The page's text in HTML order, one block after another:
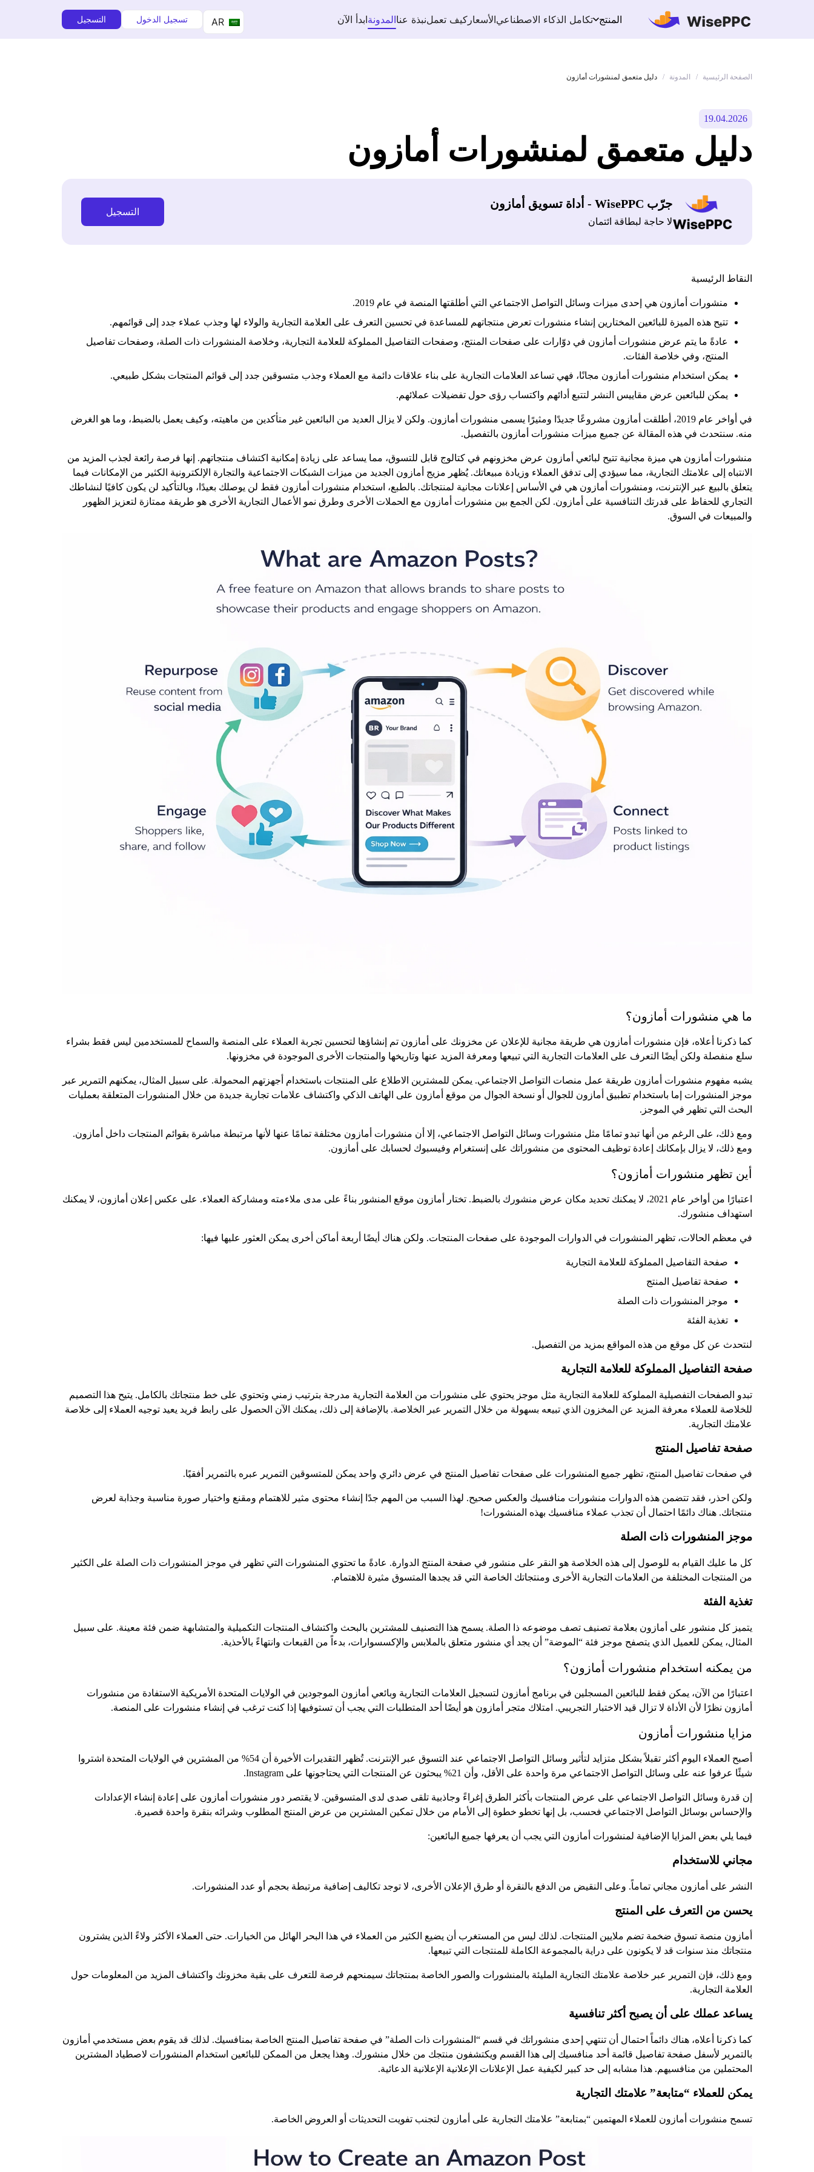
المنتج تكامل الذكاء الاصطناعيالأسعار كيف تعملنبذة عناالمدونةابدأ الآن تسجيل الدخول التسجيل
الصفحة الرئيسية / المدونة / دليل متعمق لمنشورات أمازون
19.04.2026
دليل متعمق لمنشورات أمازون
جرّب WisePPC - أداة تسويق أمازون
لا حاجة لبطاقة ائتمان
التسجيل
النقاط الرئيسية
منشورات أمازون هي إحدى ميزات وسائل التواصل الاجتماعي التي أطلقتها المنصة في عام 2019.
تتيح هذه الميزة للبائعين المختارين إنشاء منشورات تعرض منتجاتهم للمساعدة في تحسين التعرف على العلامة التجارية والولاء لها وجذب عملاء جدد إلى قوائمهم.
عادةً ما يتم عرض منشورات أمازون في دوّارات على صفحات المنتج، وصفحات التفاصيل المملوكة للعلامة التجارية، وخلاصة المنشورات ذات الصلة، وصفحات تفاصيل
المنتج، وفي خلاصة الفئات.
يمكن استخدام منشورات أمازون مجانًا، فهي تساعد العلامات التجارية على بناء علاقات دائمة مع العملاء وجذب متسوقين جدد إلى قوائم المنتجات بشكل طبيعي.
يمكن للبائعين عرض مقاييس النشر لتتبع أدائهم واكتساب رؤى حول تفضيلات عملائهم.
في أواخر عام 2019، أطلقت أمازون مشروعًا جديدًا ومثيرًا يسمى منشورات أمازون. ولكن لا يزال العديد من البائعين غير متأكدين من ماهيته، وكيف يعمل بالضبط، وما هو الغرض
منه. سنتحدث في هذه المقالة عن جميع ميزات منشورات أمازون بالتفصيل.
منشورات أمازون هي ميزة مجانية تتيح لبائعي أمازون عرض مخزونهم في كتالوج قابل للتسوق، مما يساعد على زيادة إمكانية اكتشاف منتجاتهم. إنها فرصة رائعة لجذب المزيد من
الانتباه إلى علامتك التجارية، مما سيؤدي إلى تدفق العملاء وزيادة مبيعاتك. يُظهر مزيج أمازون الجديد من ميزات الشبكات الاجتماعية والتجارة الإلكترونية الكثير من الإمكانات فيما
يتعلق بالبيع عبر الإنترنت، ومنشورات أمازون هي في الأساس إعلانات مجانية لمنتجاتك. بالطبع، استخدام منشورات أمازون فقط لن يوصلك بعيدًا، وبالتأكيد لن يكون كافيًا لنشاطك
التجاري للحفاظ على قدرتك التنافسية على أمازون. لكن الجمع بين منشورات أمازون مع الحملات الأخرى وطرق نمو الأعمال التجارية الأخرى هو طريقة ممتازة لتعزيز الظهور
والمبيعات في السوق.
ما هي منشورات أمازون؟
كما ذكرنا أعلاه، فإن منشورات أمازون هي طريقة مجانية للإعلان عن مخزونك على أمازون تم إنشاؤها لتحسين تجربة العملاء على المنصة والسماح للمستخدمين ليس فقط بشراء
سلع منفصلة ولكن أيضًا التعرف على العلامات التجارية التي تبيعها ومعرفة المزيد عنها وتاريخها والمنتجات الأخرى الموجودة في مخزونها.
يشبه مفهوم منشورات أمازون طريقة عمل منصات التواصل الاجتماعي. يمكن للمشترين الاطلاع على المنتجات باستخدام أجهزتهم المحمولة. على سبيل المثال، يمكنهم التمرير عبر
موجز المنشورات إما باستخدام تطبيق أمازون للجوال أو نسخة الجوال من موقع أمازون على الهاتف الذكي واكتشاف علامات تجارية جديدة من خلال المنشورات المتعلقة بعمليات
البحث التي تظهر في الموجز.
ومع ذلك، على الرغم من أنها تبدو تمامًا مثل منشورات وسائل التواصل الاجتماعي، إلا أن منشورات أمازون مختلفة تمامًا عنها لأنها مرتبطة مباشرة بقوائم المنتجات داخل أمازون.
ومع ذلك، لا يزال بإمكانك إعادة توظيف المحتوى من منشوراتك على إنستغرام وفيسبوك لحسابك على أمازون.
أين تظهر منشورات أمازون؟
اعتبارًا من أواخر عام 2021، لا يمكنك تحديد مكان عرض منشورك بالضبط. تختار أمازون موقع المنشور بناءً على مدى ملاءمته ومشاركة العملاء. على عكس إعلان أمازون، لا يمكنك
استهداف منشورك.
في معظم الحالات، تظهر المنشورات في الدوارات الموجودة على صفحات المنتجات. ولكن هناك أيضًا أربعة أماكن أخرى يمكن العثور عليها فيها:
صفحة التفاصيل المملوكة للعلامة التجارية
صفحة تفاصيل المنتج
موجز المنشورات ذات الصلة
تغذية الفئة
لنتحدث عن كل موقع من هذه المواقع بمزيد من التفصيل.
صفحة التفاصيل المملوكة للعلامة التجارية
تبدو الصفحات التفصيلية المملوكة للعلامة التجارية مثل موجز يحتوي على منشورات من العلامة التجارية مدرجة بترتيب زمني وتحتوي على خط منتجاتك بالكامل. يتيح هذا التصميم
للخلاصة للعملاء معرفة المزيد عن المخزون الذي تبيعه بسهولة من خلال التمرير عبر الخلاصة. بالإضافة إلى ذلك، يمكنك الآن الحصول على رابط فريد يعيد توجيه العملاء إلى خلاصة
علامتك التجارية.
صفحة تفاصيل المنتج
في صفحات تفاصيل المنتج، تظهر جميع المنشورات على صفحات تفاصيل المنتج في عرض دائري واحد يمكن للمتسوقين التمرير عبره بالتمرير أفقيًا.
ولكن احذر، فقد تتضمن هذه الدوارات منشورات منافسيك والعكس صحيح. لهذا السبب من المهم جدًا إنشاء محتوى مثير للاهتمام ومقنع واختيار صورة مناسبة وجذابة لعرض
منتجاتك. هناك دائمًا احتمال أن تجذب عملاء منافسيك بهذه المنشورات!
موجز المنشورات ذات الصلة
كل ما عليك القيام به للوصول إلى هذه الخلاصة هو النقر على منشور في صفحة المنتج الدوارة. عادةً ما تحتوي المنشورات التي تظهر في موجز المنشورات ذات الصلة على الكثير
من المنتجات المختلفة من العلامات التجارية الأخرى ومنتجاتك الخاصة التي قد يجدها المتسوق مثيرة للاهتمام.
تغذية الفئة
يتميز كل منشور على أمازون بعلامة تصنيف تصف موضوعه ذا الصلة. يسمح هذا التصنيف للمشترين بالبحث واكتشاف المنتجات التكميلية والمتشابهة ضمن فئة معينة. على سبيل
المثال، يمكن للعميل الذي يتصفح موجز فئة “الموضة” أن يجد أي منشور متعلق بالملابس والإكسسوارات، بدءاً من القبعات وانتهاءً بالأحذية.
من يمكنه استخدام منشورات أمازون؟
اعتبارًا من الآن، يمكن فقط للبائعين المسجلين في برنامج أمازون لتسجيل العلامات التجارية وبائعي أمازون الموجودين في الولايات المتحدة الأمريكية الاستفادة من منشورات
أمازون نظرًا لأن الأداة لا تزال قيد الاختبار التجريبي. امتلاك متجر أمازون هو أيضًا أحد المتطلبات التي يجب أن تستوفيها إذا كنت ترغب في إنشاء منشورات على المنصة.
مزايا منشورات أمازون
أصبح العملاء اليوم أكثر تقبلاً بشكل متزايد لتأثير وسائل التواصل الاجتماعي عند التسوق عبر الإنترنت. تُظهر التقديرات الأخيرة أن 54% من المشترين في الولايات المتحدة اشتروا
شيئًا عرفوا عنه على وسائل التواصل الاجتماعي مرة واحدة على الأقل، وأن 21% يبحثون عن المنتجات التي يحتاجونها على Instagram.
إن قدرة وسائل التواصل الاجتماعي على عرض المنتجات بأكثر الطرق إغراءً وجاذبية تلقى صدى لدى المتسوقين. لا يقتصر دور منشورات أمازون على إعادة إنشاء الإعدادات
والإحساس بوسائل التواصل الاجتماعي فحسب، بل إنها تخطو خطوة إلى الأمام من خلال تمكين المشترين من عرض المنتج المطلوب وشرائه بنقرة واحدة قصيرة.
فيما يلي بعض المزايا الإضافية لمنشورات أمازون التي يجب أن يعرفها جميع البائعين:
مجاني للاستخدام
النشر على أمازون مجاني تماماً. وعلى النقيض من الدفع بالنقرة أو طرق الإعلان الأخرى، لا توجد تكاليف إضافية مرتبطة بحجم أو عدد المنشورات.
يحسن من التعرف على المنتج
أمازون منصة تسوق ضخمة تضم ملايين المنتجات. لذلك ليس من المستغرب أن يضيع الكثير من العملاء في هذا البحر الهائل من الخيارات. حتى العملاء الأكثر ولاءً الذين يشترون
منتجاتك منذ سنوات قد لا يكونون على دراية بالمجموعة الكاملة للمنتجات التي تبيعها.
ومع ذلك، فإن التمرير عبر خلاصة علامتك التجارية المليئة بالمنشورات والصور الخاصة بمنتجاتك سيمنحهم فرصة للتعرف على بقية مخزونك واكتشاف المزيد من المعلومات حول
العلامة التجارية.
يساعد عملك على أن يصبح أكثر تنافسية
كما ذكرنا أعلاه، هناك دائماً احتمال أن تنتهي إحدى منشوراتك في قسم “المنشورات ذات الصلة” في صفحة تفاصيل المنتج الخاصة بمنافسيك. لذلك قد يقوم بعض مستخدمي أمازون
بالتمرير لأسفل صفحة تفاصيل قائمة أحد منافسيك إلى هذا القسم ويكتشفون منتجك من خلال منشورك. وهذا يجعل من الممكن للبائعين استخدام المنشورات لاصطياد المشترين
المحتملين من منافسيهم. هذا مشابه إلى حد كبير لكيفية عمل الإعلانات الإعلانية الإعلانية الدعائية.
يمكن للعملاء “متابعة” علامتك التجارية
تسمح منشورات أمازون للعملاء المهتمين “بمتابعة” علامتك التجارية على أمازون لتجنب تفويت التحديثات أو العروض الخاصة.